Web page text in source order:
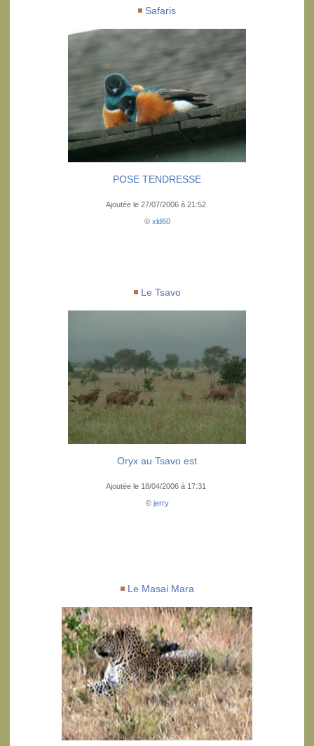
Safaris
POSE TENDRESSE
Ajoutée le 27/07/2006 à 21:52
© xld60
Le Tsavo
Oryx au Tsavo est
Ajoutée le 18/04/2006 à 17:31
© jerry
Le Masai Mara